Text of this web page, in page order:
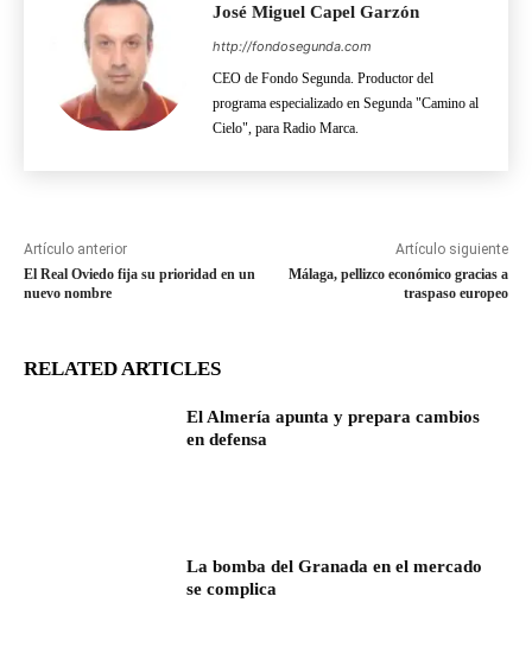
José Miguel Capel Garzón
http://fondosegunda.com
CEO de Fondo Segunda. Productor del
programa especializado en Segunda "Camino al
Cielo", para Radio Marca.
Artículo anterior
El Real Oviedo fija su prioridad en un
nuevo nombre
Artículo siguiente
Málaga, pellizco económico gracias a
traspaso europeo
RELATED ARTICLES
El Almería apunta y prepara cambios
en defensa
La bomba del Granada en el mercado
se complica